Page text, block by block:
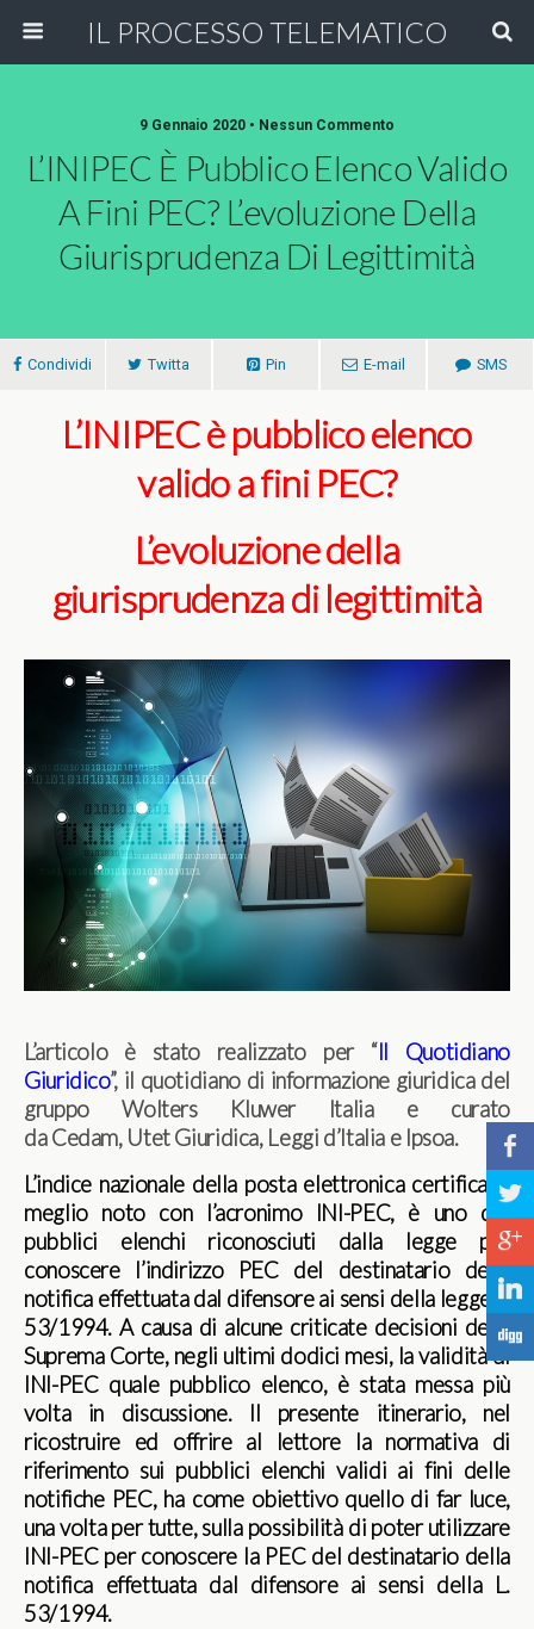
IL PROCESSO TELEMATICO
9 Gennaio 2020 • Nessun Commento
L’INIPEC È Pubblico Elenco Valido
A Fini PEC? L’evoluzione Della
Giurisprudenza Di Legittimità
Condividi Twitta Pin E-mail SMS
L’INIPEC è pubblico elenco
valido a fini PEC?
L’evoluzione della
giurisprudenza di legittimità
L’articolo è stato realizzato per “Il Quotidiano
Giuridico”, il quotidiano di informazione giuridica del
gruppo Wolters Kluwer Italia e curato
da Cedam, Utet Giuridica, Leggi d’Italia e Ipsoa.
L’indice nazionale della posta elettronica certificata,
meglio noto con l’acronimo INI-PEC, è uno dei
pubblici elenchi riconosciuti dalla legge per
conoscere l’indirizzo PEC del destinatario della
notifica effettuata dal difensore ai sensi della legge n.
53/1994. A causa di alcune criticate decisioni della
Suprema Corte, negli ultimi dodici mesi, la validità di
INI-PEC quale pubblico elenco, è stata messa più
volta in discussione. Il presente itinerario, nel
ricostruire ed offrire al lettore la normativa di
riferimento sui pubblici elenchi validi ai fini delle
notifiche PEC, ha come obiettivo quello di far luce,
una volta per tutte, sulla possibilità di poter utilizzare
INI-PEC per conoscere la PEC del destinatario della
notifica effettuata dal difensore ai sensi della L.
53/1994.
b
a
c
j
F